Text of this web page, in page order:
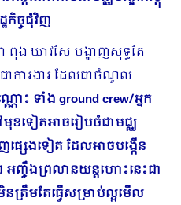
កិច្ចជុំវិញ
ង ឃាវសែ បង្ហាញសុទ្ធតែ
រជាការងារ ដែលជាចំណូល
ោះ ទាំងground crew/អ្នក
ខទៀតអាចរៀបចំជាមជ្ឈ
សេងទៀត ដែលអាចបង្កើន
អញ្ចឹងព្រលានយន្តហោះនេះជា
នត្រឹមតែធ្វើសម្រាប់ល្អមើល